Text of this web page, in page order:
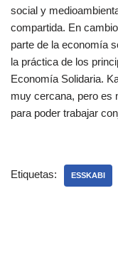
social y
compartida. En
parte de la economía
la práctica de los
Economía Solidaria.
muy cercana, pero es
para poder trabajar
Etiquetas: ESSKABI